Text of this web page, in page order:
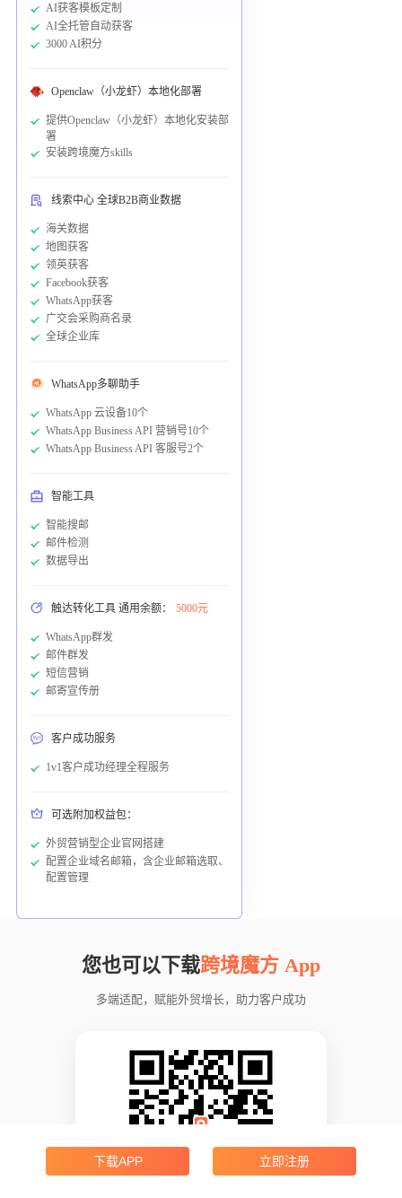
AI获客模板定制
AI全托管自动获客
3000 AI积分
Openclaw（小龙虾）本地化部署
提供Openclaw（小龙虾）本地化安装部
署
安装跨境魔方skills
线索中心 全球B2B商业数据
海关数据
地图获客
领英获客
Facebook获客
WhatsApp获客
广交会采购商名录
全球企业库
WhatsApp多聊助手
WhatsApp 云设备10个
WhatsApp Business API 营销号10个
WhatsApp Business API 客服号2个
智能工具
智能搜邮
邮件检测
数据导出
触达转化工具 通用余额： 5000元
WhatsApp群发
邮件群发
短信营销
邮寄宣传册
客户成功服务
1v1客户成功经理全程服务
可选附加权益包：
外贸营销型企业官网搭建
配置企业域名邮箱，含企业邮箱选取、
配置管理
您也可以下载跨境魔方 App
多端适配，赋能外贸增长，助力客户成功
下载APP 立即注册